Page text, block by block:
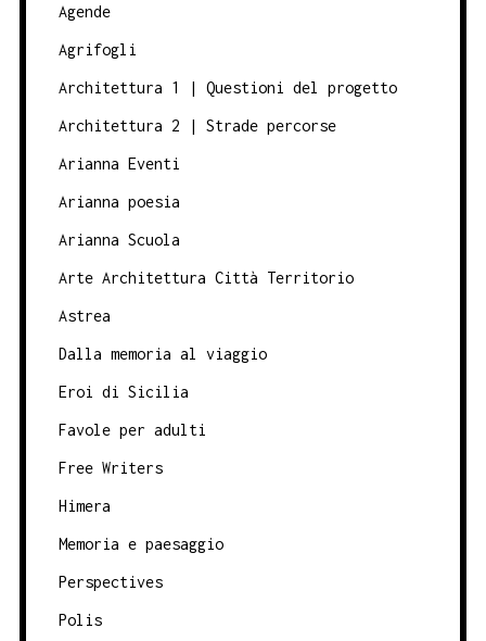
Agende
Agrifogli
Architettura 1 | Questioni del progetto
Architettura 2 | Strade percorse
Arianna Eventi
Arianna poesia
Arianna Scuola
Arte Architettura Città Territorio
Astrea
Dalla memoria al viaggio
Eroi di Sicilia
Favole per adulti
Free Writers
Himera
Memoria e paesaggio
Perspectives
Polis